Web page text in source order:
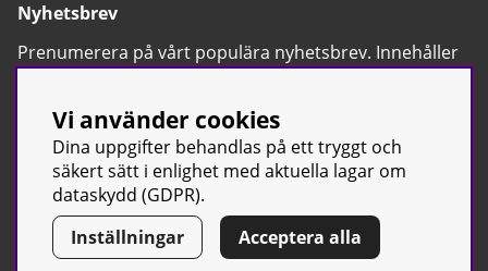
Nyhetsbrev
Prenumerera på vårt populära nyhetsbrev. Innehåller
tips, nyheter och våra allra bästa erbjudanden.
© Sport & Gym Butiken JTC AB | Kontakta oss| All rights reserved
| Org.nr: 556668-7058 | Tel: 0500-42 87 00
Vi använder cookies
Dina uppgifter behandlas på ett tryggt och
säkert sätt i enlighet med aktuella lagar om
dataskydd (GDPR).
Inställningar
Acceptera alla